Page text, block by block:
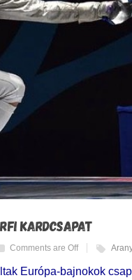
KARDCSAPAT
Comments are Off
Európa-bajnokok